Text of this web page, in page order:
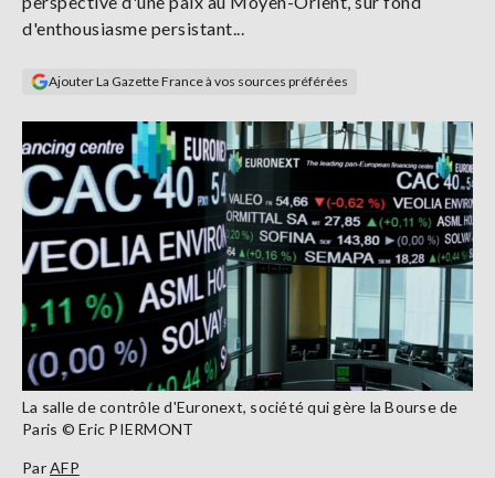
Se
S'abonner
d'enthousiasme persistant...
Ajouter La Gazette France à vos sources préférées
La salle de contrôle d'Euronext, société qui gère la Bourse de
Paris © Eric PIERMONT
ParAFP